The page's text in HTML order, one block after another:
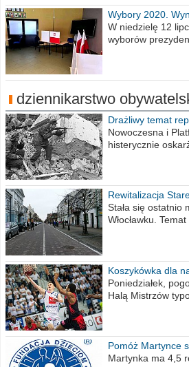
Wybory 2020.
procent obwodów
W niedzielę 12
wyborów
dziennikarstwo
Drażliwy temat
Nowoczesna i
histerycznie
Rewitalizacja
Stała się ostatnio
Włocławku.
Koszykówka dla
Poniedziałek,
Halą Mistrzów
Pomóż Martynce
Martynka ma 4,5